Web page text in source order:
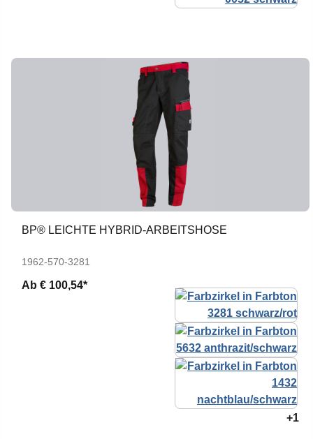
BP® LEICHTE HYBRID-ARBEITSHOSE
1962-570-3281
Ab € 100,54*
+1